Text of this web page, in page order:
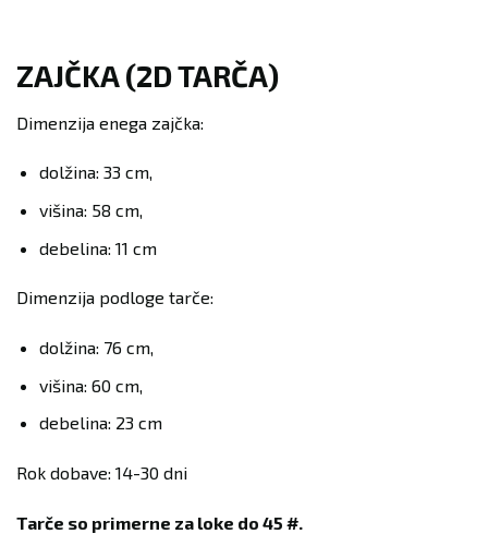
ZAJČKA (2D TARČA)
Dimenzija enega zajčka:
dolžina: 33 cm,
višina: 58 cm,
debelina: 11 cm
Dimenzija podloge tarče:
dolžina: 76 cm,
višina: 60 cm,
debelina: 23 cm
Rok dobave: 14-30 dni
Tarče so primerne za loke do 45 #.